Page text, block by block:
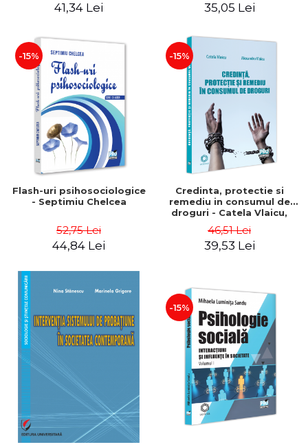
41,34 Lei 35,05 Lei
-15%
Flash-uri psihosociologice
- Septimiu Chelcea
52,75 Lei
44,84 Lei
-15%
Credinta, protectie si
remediu in consumul de
droguri - Catela Vlaicu,
Alexandru Vlaicu
46,51 Lei
39,53 Lei
-15%